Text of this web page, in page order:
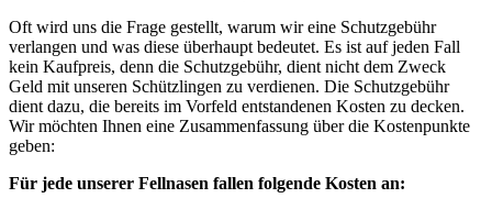
Oft wird uns die Frage gestellt, warum wir eine Schutzgebühr
verlangen und was diese überhaupt bedeutet. Es ist auf jeden Fall
kein Kaufpreis, denn die Schutzgebühr, dient nicht dem Zweck
Geld mit unseren Schützlingen zu verdienen. Die Schutzgebühr
dient dazu, die bereits im Vorfeld entstandenen Kosten zu decken.
Wir möchten Ihnen eine Zusammenfassung über die Kostenpunkte
geben:
Für jede unserer Fellnasen fallen folgende Kosten an: